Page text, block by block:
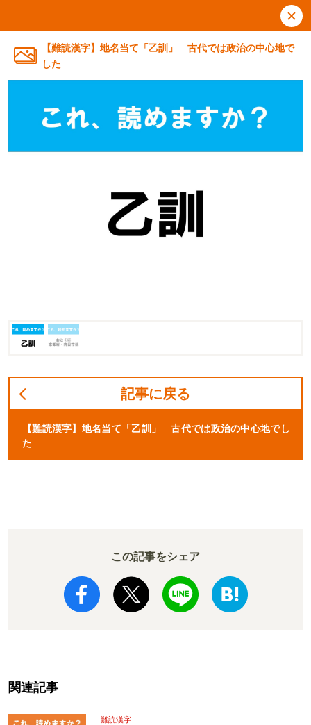
【難読漢字】地名当て「乙訓」 古代では政治の中心地で
した
記事に戻る
【難読漢字】地名当て「乙訓」 古代では政治の中心地でし
た
この記事をシェア
関連記事
難読漢字